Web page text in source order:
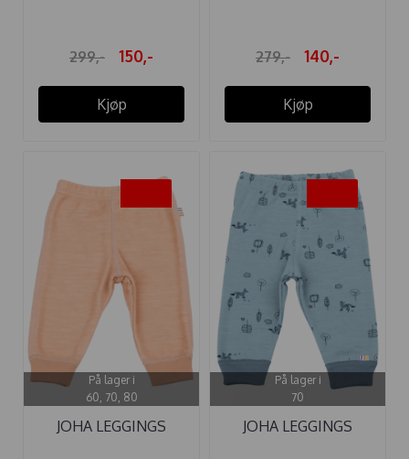
299,- 150,-
Kjøp
279,- 140,-
Kjøp
På lager i
60, 70, 80
JOHA LEGGINGS
På lager i
70
JOHA LEGGINGS